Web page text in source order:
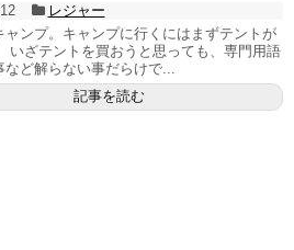
レジャー
ャンプ。キャンプに行くにはまずテントが
いざテントを買おうと思っても、専門用語
ど解らない事だらけで...
記事を読む